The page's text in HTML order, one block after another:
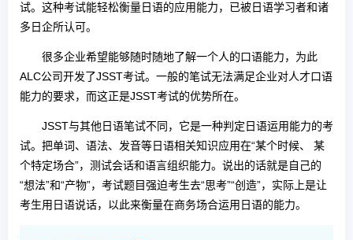
试。这种考试能轻松衡量日语的应用能力，已被日语学习者和诸
多日企所认可。
很多企业希望能够随时随地了解一个人的口语能力，为此
ALC公司开发了JSST考试。一般的笔试无法满足企业对人才口语
能力的要求，而这正是JSST考试的优势所在。
JSST与其他日语笔试不同，它是一种判定日语运用能力的考
试。把单词、语法、发音等日语相关知识应用在“某个时候、 某
个特定场合”，测试会话和语言组织能力。说出的话就是自己的
“想法”和“产物”，考试题目强迫考生去“思考”“创造”，实际上是让
考生用日语说话，以此来衡量在商务场合运用日语的能力。